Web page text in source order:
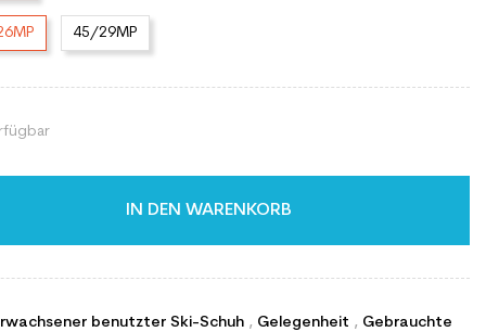
45/29MP
IN DEN WARENKORB
benutzter Ski-Schuh , Gelegenheit , Gebrauchte